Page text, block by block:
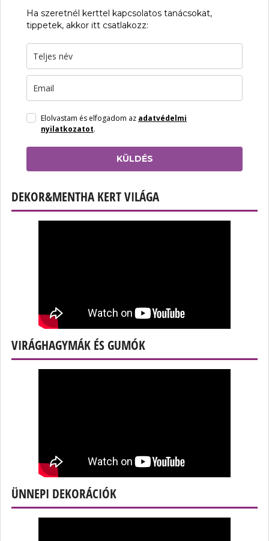
Ha szeretnél kerttel kapcsolatos tanácsokat,
tippetek, akkor itt csatlakozz:
Elolvastam és elfogadom az adatvédelmi
nyilatkozatot.
KÜLDÉS
DEKOR&MENTHA KERT VILÁGA
VIRÁGHAGYMÁK ÉS GUMÓK
ÜNNEPI DEKORÁCIÓK